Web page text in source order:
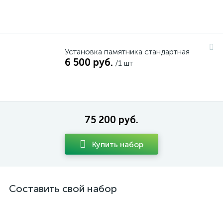
Установка памятника стандартная
6 500 руб. /1 шт
75 200 руб.
Купить набор
Составить свой набор